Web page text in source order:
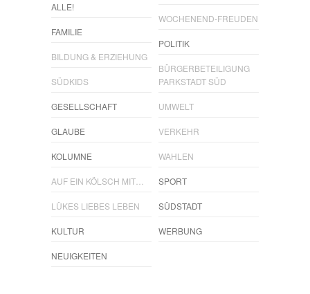
ALLE!
FAMILIE
BILDUNG & ERZIEHUNG
SÜDKIDS
GESELLSCHAFT
GLAUBE
KOLUMNE
AUF EIN KÖLSCH MIT…
LÜKES LIEBES LEBEN
KULTUR
NEUIGKEITEN
WOCHENEND-FREUDEN
POLITIK
BÜRGERBETEILIGUNG
PARKSTADT SÜD
UMWELT
VERKEHR
WAHLEN
SPORT
SÜDSTADT
WERBUNG